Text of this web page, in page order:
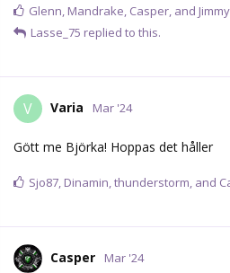
Glenn, Mandrake, Casper, and
Lasse_75 replied to this.
V Varia Mar '24
Gött me Björka! Hoppas det håller
Sjo87, Dinamin,thunderstorm, and
Casper Mar '24